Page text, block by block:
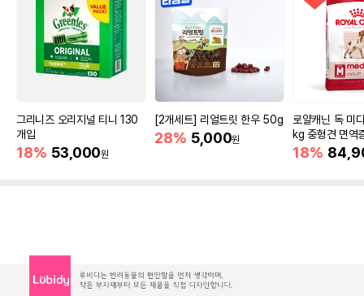
그리니즈 오리지널 티니 130
개입
18% 53,000원
[2개세트] 리얼트릿 한우 50g
28% 5,000원
로얄캐닌 독 미
kg 중형견 면역
18%